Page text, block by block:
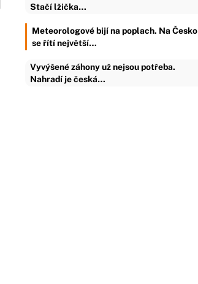
Stačí lžička…
Meteorologové bijí na poplach. Na Česko
se řítí největší…
Vyvýšené záhony už nejsou potřeba.
Nahradí je česká…